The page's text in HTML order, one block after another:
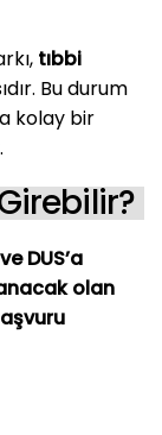
tıbbi
Bu durum
kolay bir
DUS’a
olan